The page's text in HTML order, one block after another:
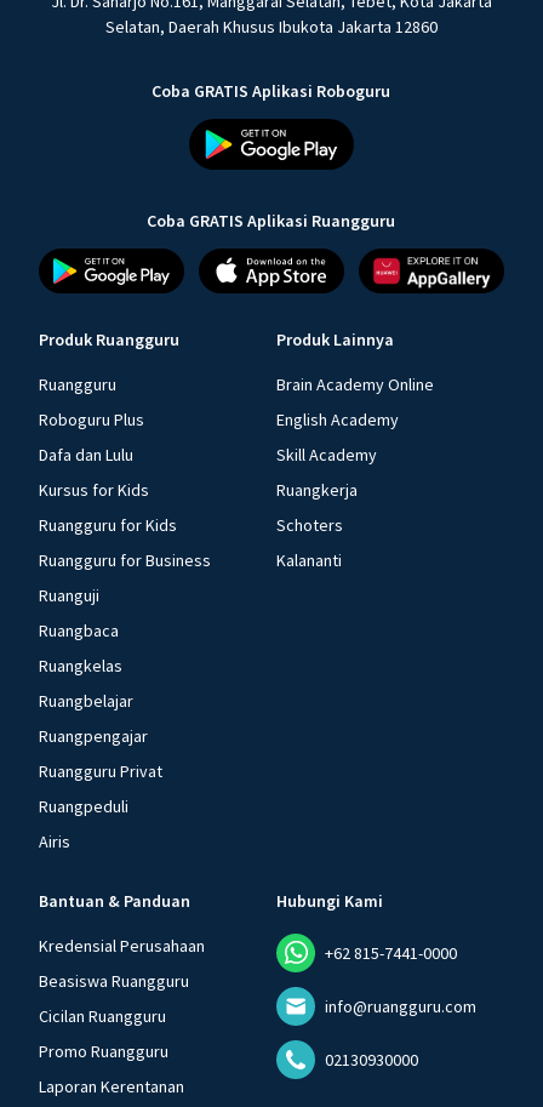
Selatan, Daerah Khusus Ibukota Jakarta 12860
Coba GRATIS Aplikasi Roboguru
Coba GRATIS Aplikasi Ruangguru
Produk Ruangguru
Ruangguru
Roboguru Plus
Dafa dan Lulu
Kursus for Kids
Ruangguru for Kids
Ruangguru for Business
Ruanguji
Ruangbaca
Ruangkelas
Ruangbelajar
Ruangpengajar
Ruangguru Privat
Ruangpeduli
Airis
Produk Lainnya
Brain Academy Online
English Academy
Skill Academy
Ruangkerja
Schoters
Kalananti
Bantuan & Panduan
Kredensial Perusahaan
Beasiswa Ruangguru
Cicilan Ruangguru
Promo Ruangguru
Laporan Kerentanan
Hubungi Kami
+62 815-7441-0000
info@ruangguru.com
02130930000